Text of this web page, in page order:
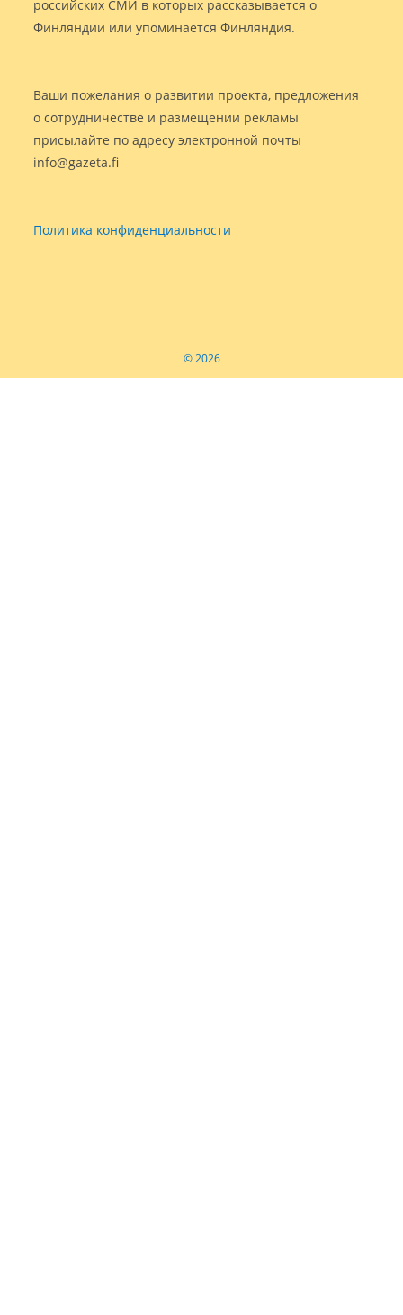
российских СМИ в которых рассказывается о
Финляндии или упоминается Финляндия.
Ваши пожелания о развитии проекта, предложения
о сотрудничестве и размещении рекламы
присылайте по адресу электронной почты
info@gazeta.fi
Политика конфиденциальности
© 2026